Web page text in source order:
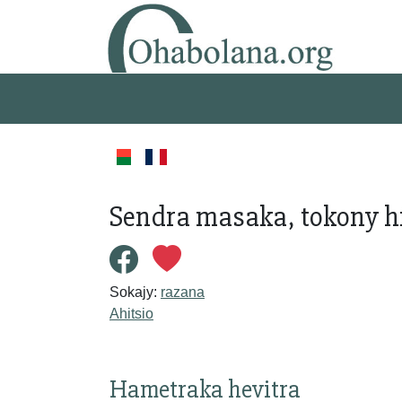
Sendra masaka, tokony
Sokajy: razana
Ahitsio
Hametraka hevitra